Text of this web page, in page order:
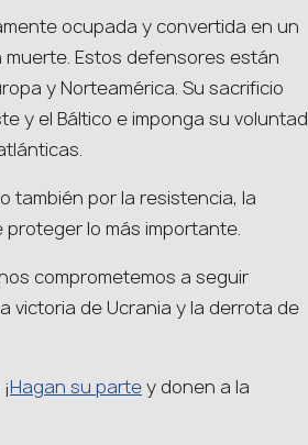
ocupada y convertida en un
Estos defensores están
y Norteamérica. Su sacrificio
y el Báltico e imponga su voluntad
también por la resistencia, la
lo más importante.
comprometemos a seguir
victoria de Ucrania y la derrota de
Hagan su partey donen a la